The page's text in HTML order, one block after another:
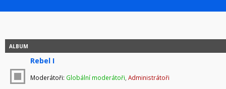
ALBUM
Rebel I
Moderátoři: Globální moderátoři Administrátoři